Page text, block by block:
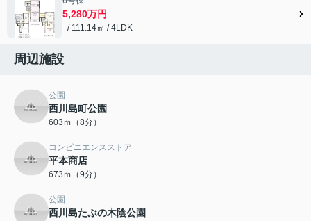
5,280万円
- / 111.14㎡ / 4LDK
周辺施設
公園
西川島町公園
603ｍ（8分）
コンビニエンスストア
平本商店
673ｍ（9分）
公園
西川島たぶの木陰公園